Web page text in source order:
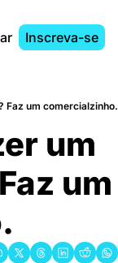
Inscreva-se
Faz um comercialzinho.
um
um